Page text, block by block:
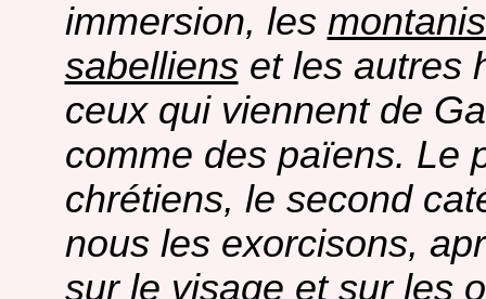
immersion, les
sabellienset les autres
ceux qui viennent de
comme des païens. Le
chrétiens, le second
nous les exorcisons,
sur le visage et sur les